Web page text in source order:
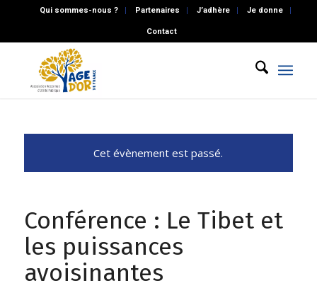
Qui sommes-nous ? Partenaires J’adhère Je donne
Contact
Cet évènement est passé.
Conférence : Le Tibet et
les puissances
avoisinantes